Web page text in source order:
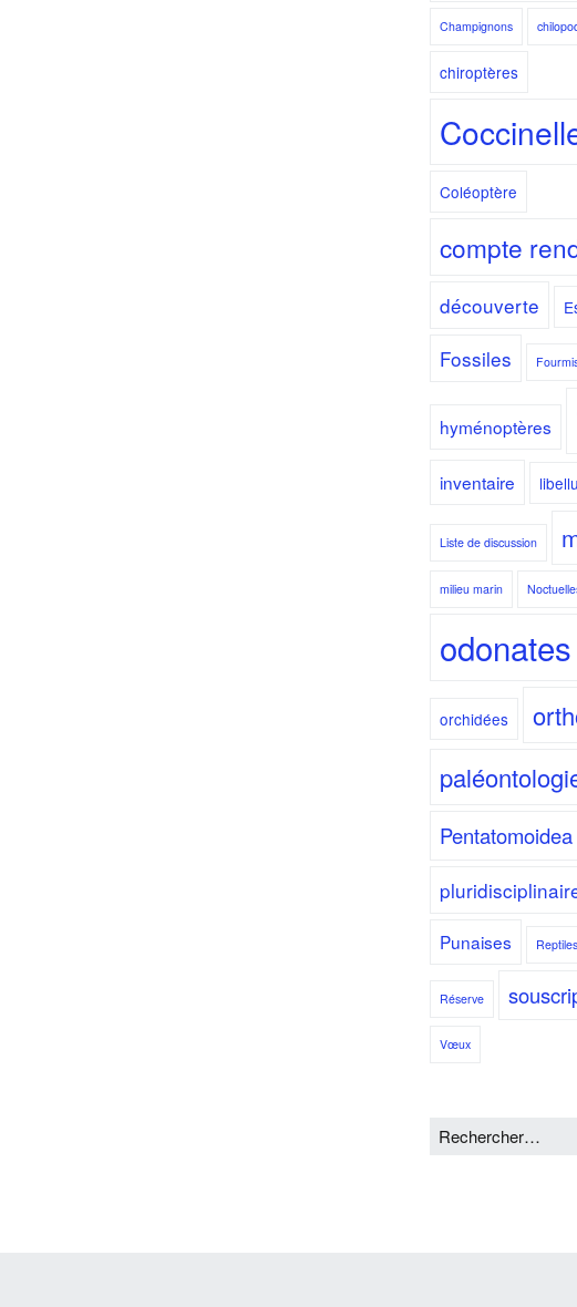
Champignons
chiroptères
Coléoptère
compte
découverte
Fossiles
hyménoptères
inventaire
Liste de discussion
milieu marin
odonates
orchidées
Pentatomoidea
Punaises Reptiles
Réserve
Vœux